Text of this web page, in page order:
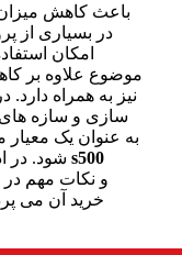
در بسیاری از
امکان
موضوع علاوه بر
نیز به همراه
سازی و سازه های
شود. در s500
خرید آن می